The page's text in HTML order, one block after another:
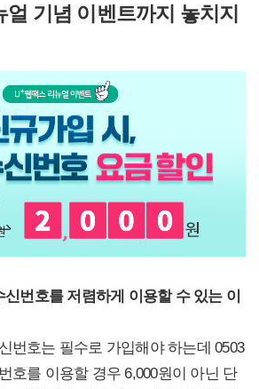
기념 이벤트까지 놓치지
번호를 저렴하게 이용할 수 있는 이
번호는 필수로 가입해야 하는데 0503
호를 이용할 경우 6,000원이 아닌 단